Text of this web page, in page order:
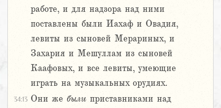
работе, и для надзора над ними
поставлены были Иахаф и Овадия,
левиты из сыновей Мерариных, и
Захария и Мешуллам из сыновей
Каафовых, и все левиты, умеющие
играть на музыкальных орудиях.
34:13 Они же были приставниками над